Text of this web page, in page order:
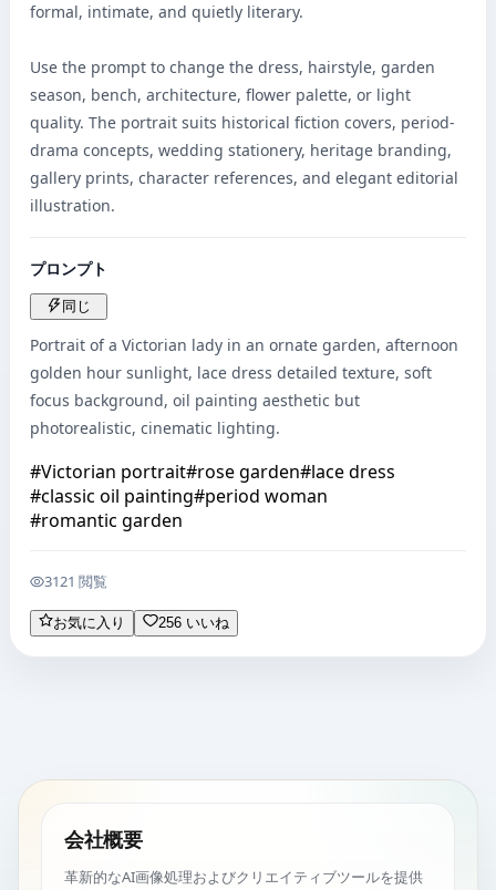
formal, intimate, and quietly literary.
Use the prompt to change the dress, hairstyle, garden
season, bench, architecture, flower palette, or light
quality. The portrait suits historical fiction covers, period-
drama concepts, wedding stationery, heritage branding,
gallery prints, character references, and elegant editorial
illustration.
プロンプト
同じ
Portrait of a Victorian lady in an ornate garden, afternoon
golden hour sunlight, lace dress detailed texture, soft
focus background, oil painting aesthetic but
photorealistic, cinematic lighting.
#Victorian portrait#rose garden#lace dress
#classic oil painting#period woman
#romantic garden
3121 閲覧
お気に入り 256 いいね
会社概要
革新的なAI画像処理およびクリエイティブツールを提供